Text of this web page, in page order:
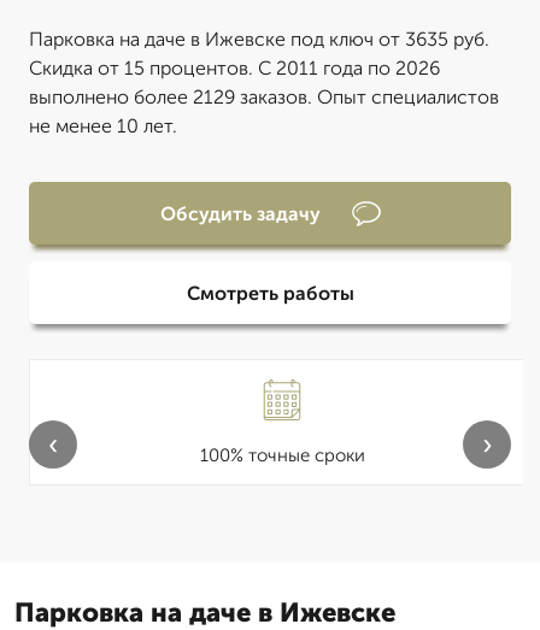
Парковка на даче в Ижевске под ключ от 3635 руб.
Скидка от 15 процентов. С 2011 года по 2026
выполнено более 2129 заказов. Опыт специалистов
не менее 10 лет.
Обсудить задачу
Смотреть работы
100% точные сроки
‹ ›
Парковка на даче в Ижевске